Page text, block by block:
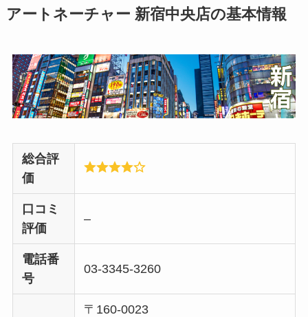
アートネーチャー 新宿中央店の基本情報
総合評
価
口コミ
評価
–
電話番
号
03-3345-3260
〒160-0023